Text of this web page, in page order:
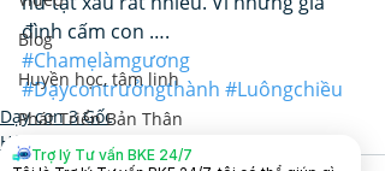
Blog
Huyền học, tâm linh
Phát Triển Bản Thân
Nhân Tướng Học
đình cấm con ….
#Chamẹlàmgương
#Dạycontrưởngthành #Luôngchiều
Dạy con 3 Gốc
Hôn nhân và Dạy con
Trợ lý Tư vấn BKE 24/7